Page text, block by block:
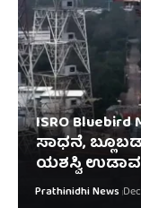
ISRO
ಸಾಧನೆ,
ಯಶಸ್ವಿ
Prathinidhi News